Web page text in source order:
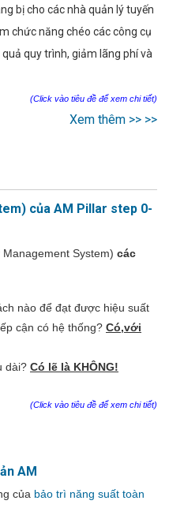
bị cho các nhà quản lý tuyến
chức năng chéo các công cụ
quy trình, giảm lãng phí và
(Click vào tiêu đề để xem chi tiết)
Xem thêm >> >>
của AM Pillar step 0-
Management System) các
nào để đạt được hiệu suất
cận có hệ thống? Có,với
dài? Có lẽ là KHÔNG!
(Click vào tiêu đề để xem chi tiết)
AM
của bảo trì năng suất toàn